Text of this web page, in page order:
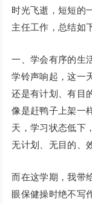
时光飞逝，短短的
主任工作，总结如
一、学会有序的生
学铃声响起，这一
还是有计划、有目
像是赶鸭子上架一
天，学习状态低下
无计划、无目的、
而在这学期，我带
眼保健操时绝不写